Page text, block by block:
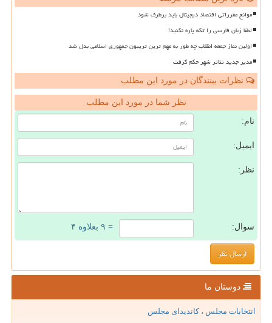
موانع مقرراتی اقتصاد دیجیتال باید برطرف شود
لطفا زبان فارسی را تکه پاره نکنید!
اولین نماز جمعه انقلاب چه طور به مهم ترین تریبون جمهوری اسلامی بدل شد
مدیر جدید تئاتر شهر حکم گرفت
نظرات بینندگان در مورد این مطلب
نظر شما در مورد این مطلب
نام:
ایمیل:
نظر:
سوال: = ۹ بعلاوه ۴
دوستان ما
انتخابات مجلس ، کاندیدای مجلس